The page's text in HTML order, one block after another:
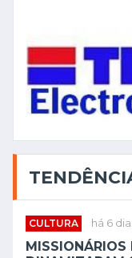
CULTURA há 6
MISSIONÁRIOS